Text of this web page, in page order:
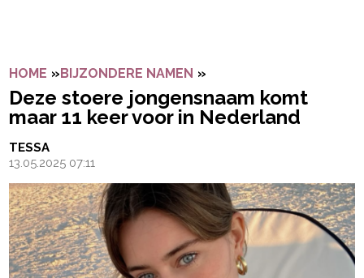
HOME »BIJZONDERE NAMEN »
Deze stoere jongensnaam komt
maar 11 keer voor in Nederland
TESSA
13.05.2025 07:11